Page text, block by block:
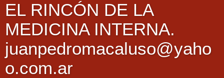
EL RINCÓN DE LA
MEDICINA INTERNA.
juanpedromacaluso@yaho
o.com.ar